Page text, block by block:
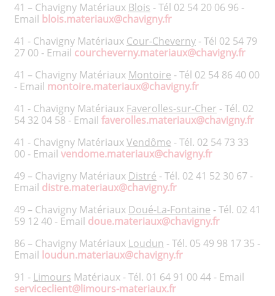
41 – Chavigny Matériaux Blois - Tél 02 54 20 06 96 -
Email blois.materiaux@chavigny.fr
41 - Chavigny Matériaux Cour-Cheverny - Tél 02 54 79
27 00 - Email courcheverny.materiaux@chavigny.fr
41 – Chavigny Matériaux Montoire - Tél 02 54 86 40 00
- Email montoire.materiaux@chavigny.fr
41 - Chavigny Matériaux Faverolles-sur-Cher - Tél. 02
54 32 04 58 - Email faverolles.materiaux@chavigny.fr
41 - Chavigny MatériauxVendôme - Tél. 02 54 73 33
00 - Email vendome.materiaux@chavigny.fr
49 – Chavigny Matériaux Distré - Tél. 02 41 52 30 67 -
Email distre.materiaux@chavigny.fr
49 – Chavigny Matériaux Doué-La-Fontaine - Tél. 02 41
59 12 40 - Email doue.materiaux@chavigny.fr
86 – Chavigny Matériaux Loudun - Tél. 05 49 98 17 35 -
Email loudun.materiaux@chavigny.fr
91 - Limours Matériaux - Tél. 01 64 91 00 44 - Email
serviceclient@limours-materiaux.fr